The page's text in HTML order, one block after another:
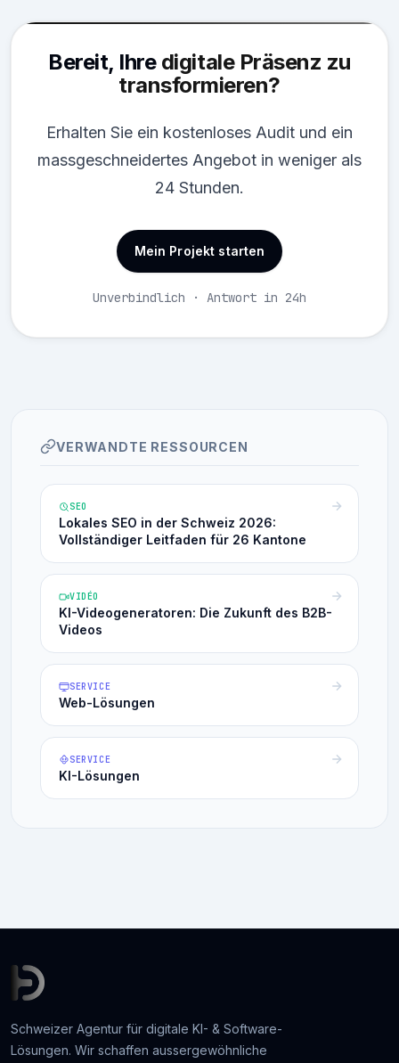
Bereit, Ihre digitale Präsenz zu
transformieren?
Erhalten Sie ein kostenloses Audit und ein
massgeschneidertes Angebot in weniger als
24 Stunden.
Mein Projekt starten
Unverbindlich · Antwort in 24h
VERWANDTE RESSOURCEN
SEO
Lokales SEO in der Schweiz 2026:
Vollständiger Leitfaden für 26 Kantone
VIDÉO
KI-Videogeneratoren: Die Zukunft des B2B-
Videos
SERVICE
Web-Lösungen
SERVICE
KI-Lösungen
Schweizer Agentur für digitale KI- & Software-
Lösungen. Wir schaffen aussergewöhnliche